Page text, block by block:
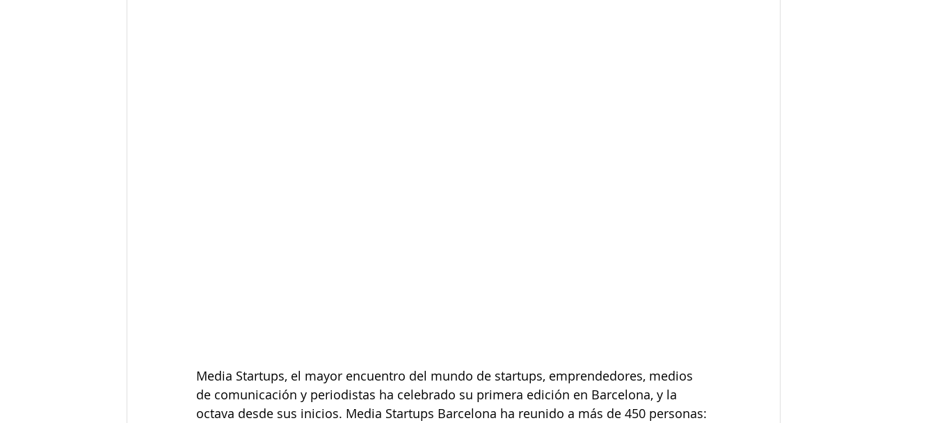
Media Startups, el mayor encuentro del mundo de startups, emprendedores, medios
de comunicación y periodistas ha celebrado su primera edición en Barcelona, y la
octava desde sus inicios. Media Startups Barcelona ha reunido a más de 450 personas: